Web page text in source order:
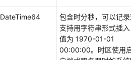
DateTime64
包含时分秒，可以记录亚
支持用字符串形式插入，
值为 1970-01-01
00:00:00。时区使用启